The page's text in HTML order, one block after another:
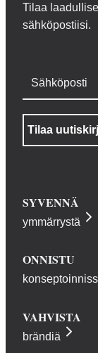
Tilaa
sähköpostiisi.
SYVENNÄ
ymmärrystä
ONNISTU
VAHVISTA
brändiä